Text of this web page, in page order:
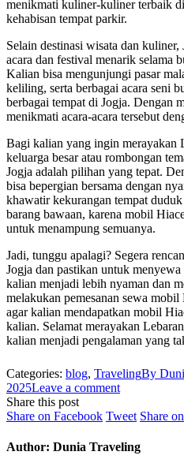
menikmati kuliner-kuliner terbaik
kehabisan tempat parkir.
Selain destinasi wisata dan
acara dan festival menarik selama
Kalian bisa mengunjungi pasar
keliling, serta berbagai acara seni
berbagai tempat di Jogja. Dengan
menikmati acara-acara tersebut
Bagi kalian yang ingin merayakan
keluarga besar atau rombongan
Jogja adalah pilihan yang tepat.
bisa bepergian bersama dengan
khawatir kekurangan tempat
barang bawaan, karena mobil
untuk menampung semuanya.
Jadi, tunggu apalagi? Segera
Jogja dan pastikan untuk
kalian menjadi lebih nyaman dan
melakukan pemesanan sewa
agar kalian mendapatkan mobil
kalian. Selamat merayakan
kalian menjadi pengalaman yang
Categories: blog, TravelingBy
2025Leave a comment
Share this post
Share on FacebookShare
Facebook
TweetShare
Twitter
Share
Author: Dunia Traveling